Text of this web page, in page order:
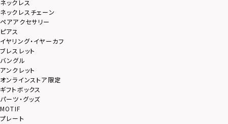
ネックレス
ネックレスチェーン
ペアアクセサリー
ピアス
イヤリング・イヤーカフ
ブレスレット
バングル
アンクレット
オンラインストア限定
ギフトボックス
パーツ・グッズ
MOTIF
プレート